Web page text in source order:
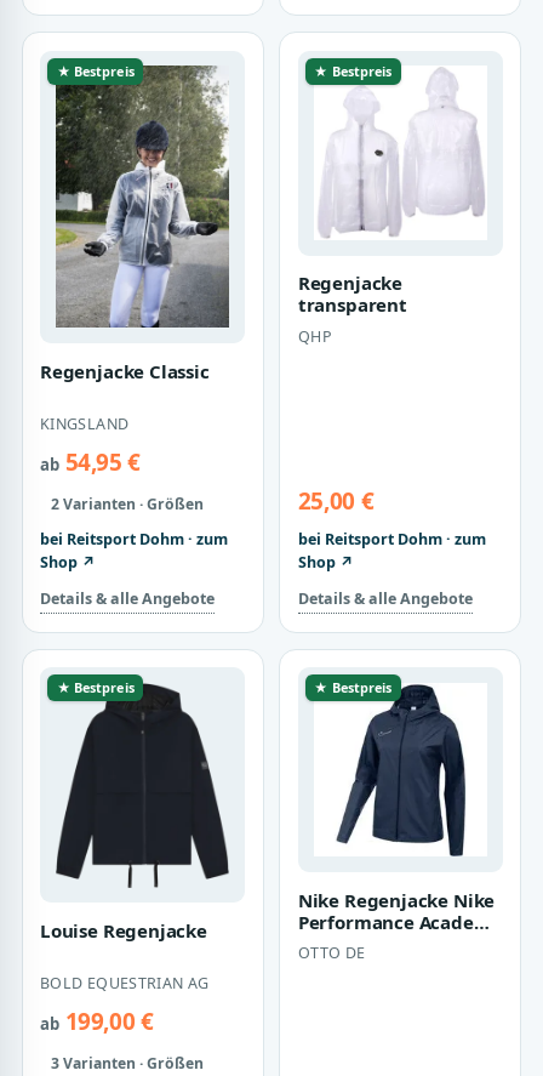
★ Bestpreis
Regenjacke Classic
KINGSLAND
ab54,95 €
2 Varianten · Größen
bei Reitsport Dohm · zum
Shop ↗
Details & alle Angebote
★ Bestpreis
Regenjacke
transparent
QHP
25,00 €
bei Reitsport Dohm · zum
Shop ↗
Details & alle Angebote
★ Bestpreis
Louise Regenjacke
BOLD EQUESTRIAN AG
ab199,00 €
3 Varianten · Größen
★ Bestpreis
Nike Regenjacke Nike
Performance Academy
25 Regenjacke Damen
Atmungsak…
OTTO DE